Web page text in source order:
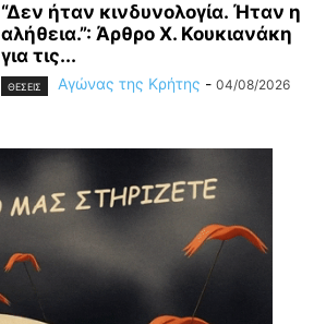
“Δεν ήταν κινδυνολογία. Ήταν η
αλήθεια.”: Άρθρο Χ. Κουκιανάκη
για τις...
ΘΕΣΕΙΣ Αγώνας της Κρήτης - 04/08/2026